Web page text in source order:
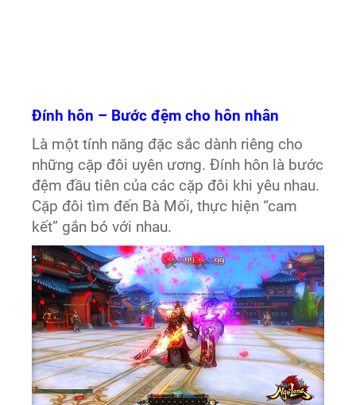
Đính hôn – Bước đệm cho hôn nhân
Là một tính năng đặc sắc dành riêng cho
những cặp đôi uyên ương. Đính hôn là bước
đệm đầu tiên của các cặp đôi khi yêu nhau.
Cặp đôi tìm đến Bà Mối, thực hiện “cam
kết” gắn bó với nhau.